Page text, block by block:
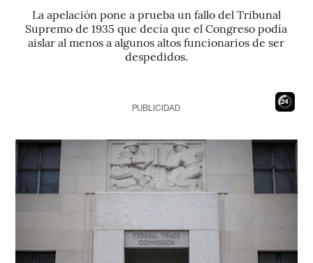
La apelación pone a prueba un fallo del Tribunal
Supremo de 1935 que decía que el Congreso podía
aislar al menos a algunos altos funcionarios de ser
despedidos.
23
PUBLICIDAD